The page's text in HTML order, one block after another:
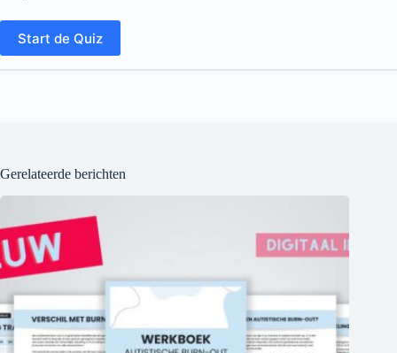
Start de Quiz
Gerelateerde berichten